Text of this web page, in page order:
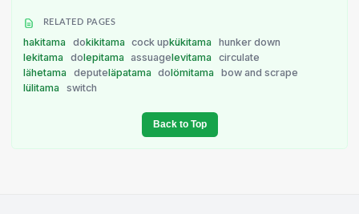
RELATED PAGES
hakitama dokikitama cock upkükitama
hunker down
lekitama
dolepitama assuagelevitama
circulate
lähetama
deputeläpatama dolömitama
bow and scrape
lülitama
switch
Back to Top